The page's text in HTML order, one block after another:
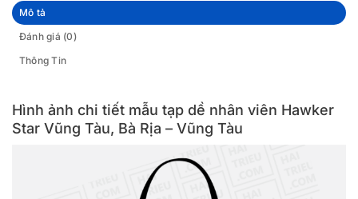
Mô tả
Đánh giá (0)
Thông Tin
Hình ảnh chi tiết mẫu tạp dề nhân viên Hawker
Star Vũng Tàu, Bà Rịa – Vũng Tàu